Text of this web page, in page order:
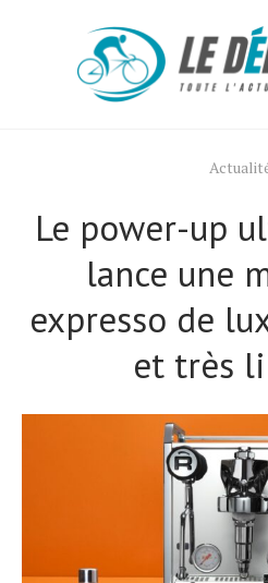
Le power-up
lance une
expresso de
et très
Tests de produits